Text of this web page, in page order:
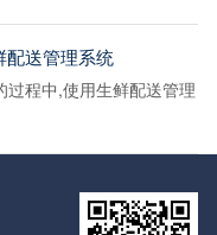
配送管理系统
程中,使用生鲜配送管理